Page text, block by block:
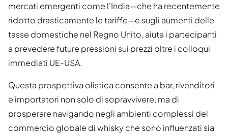
mercati emergenti come l'India—che ha recentemente
ridotto drasticamente le tariffe—e sugli aumenti delle
tasse domestiche nel Regno Unito, aiuta i partecipanti
a prevedere future pressioni sui prezzi oltre i colloqui
immediati UE-USA.
Questa prospettiva olistica consente a bar, rivenditori
e importatori non solo di sopravvivere, ma di
prosperare navigando negli ambienti complessi del
commercio globale di whisky che sono influenzati sia